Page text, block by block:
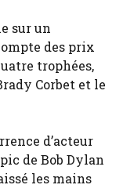
sur un
des prix
trophées,
Corbet et le
d’acteur
de Bob Dylan
les mains